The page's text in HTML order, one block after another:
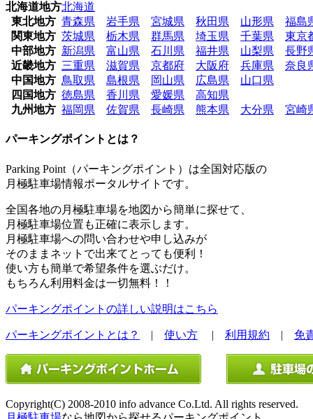
北海道地方北海道
東北地方 青森県 岩手県 宮城県 秋田県 山形県
福島
関東地方 茨城県 栃木県 群馬県 埼玉県 千葉県 東京
中部地方 新潟県 富山県 石川県 福井県 山梨県 長野
近畿地方 三重県 滋賀県 京都府 大阪府 兵庫県 奈良
中国地方 鳥取県 島根県 岡山県 広島県
山口県
四国地方 徳島県 香川県 愛媛県
高知県
九州地方 福岡県 佐賀県 長崎県 熊本県 大分県 宮崎
パーキングポイントとは？
Parking Point（パーキングポイント）は全国対応版の
月極駐車場情報ポータルサイトです。
全国各地の月極駐車場を地図から簡単に探せて、
月極駐車場位置も正確に表示します。
月極駐車場への問い合わせや申し込みが
そのままネットで出来てとっても便利！
使い方も簡単で希望条件を選ぶだけ。
もちろん利用料金は一切無料！！
パーキングポイントの詳しい説明はこちら
パーキングポイントとは？ | 使い方 | 利用規約 | 免
Copyright(C) 2008-2010 info advance Co.Ltd. All rights reserved.